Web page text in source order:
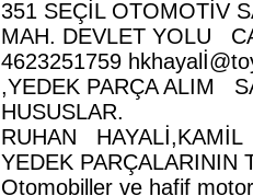
351 SEÇİL OTOMOTİV
MAH. DEVLET YOLU
4623251759
,YEDEK PARÇA ALIM
HUSUSLAR.
RUHAN HAYALİ,KAMİL
YEDEK PARÇALARININ
Otomobiller ve hafif